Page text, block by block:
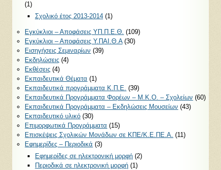
(1)
Σχολικό έτος 2013-2014(1)
Εγκύκλιοι – Αποφάσεις ΥΠ.Π.Ε.Θ. (109)
Εγκύκλιοι – Αποφάσεις Υ.ΠΑΙ.Θ.Α(30)
Εισηγήσεις Σεμιναρίων (39)
Εκδηλώσεις (4)
Εκθέσεις (4)
Εκπαιδευτικά Θέματα (1)
Εκπαιδευτικά προγράμματα Κ.Π.Ε. (39)
Εκπαιδευτικά Προγράμματα Φορέων – Μ.Κ.Ο. – Σχολείων (60)
Εκπαιδευτικά Προγράμματα – Εκδηλώσεις Μουσείων (43)
Εκπαιδευτικό υλικό (30)
Επιμορφωτικά Προγράμματα (15)
Επισκέψεις Σχολικών Μονάδων σε ΚΠΕ/Κ.Ε.ΠΕ.Α. (11)
Εφημερίδες – Περιοδικά (3)
Εφημερίδες σε ηλεκτρονική μορφή(2)
Περιοδικά σε ηλεκτρονική μορφή(1)